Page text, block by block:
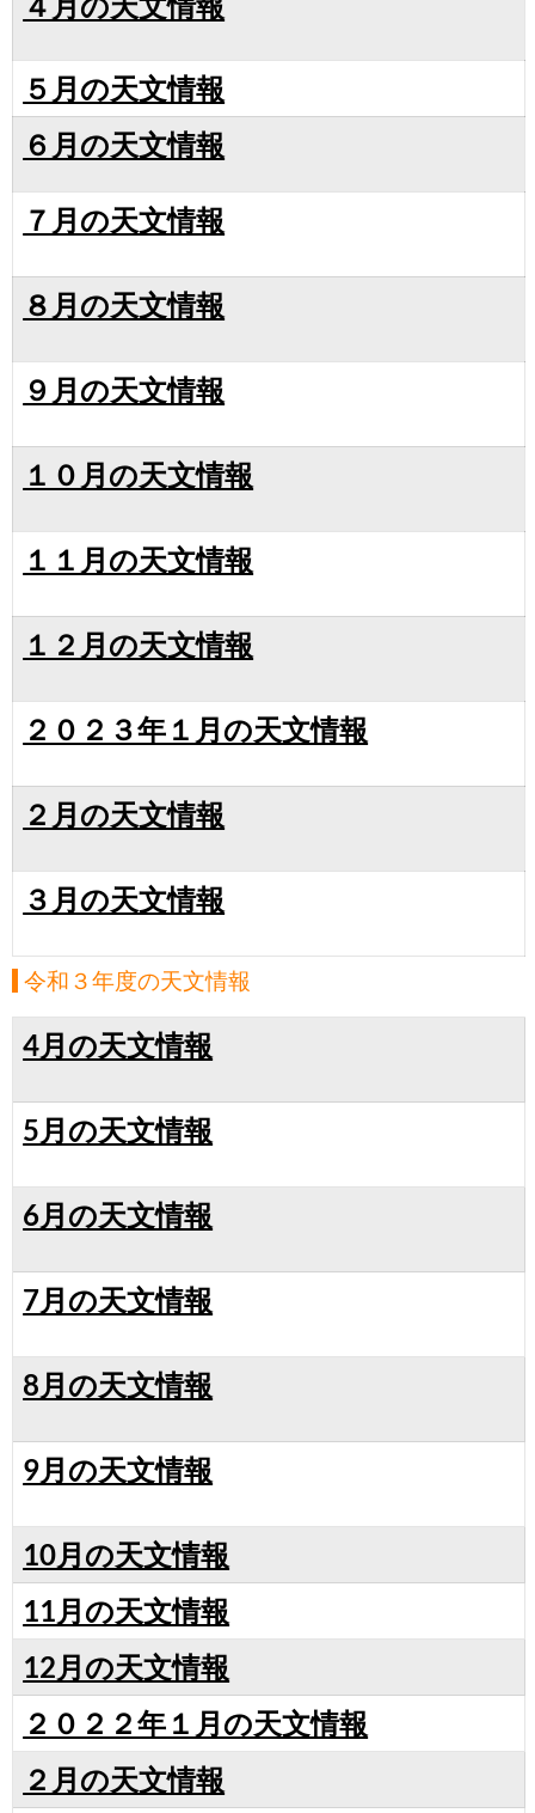
５月の天文情報
６月の天文情報
７月の天文情報
８月の天文情報
９月の天文情報
１０月の天文情報
１１月の天文情報
１２月の天文情報
２０２３年１月の天文情報
２月の天文情報
３月の天文情報
令和３年度の天文情報
4月の天文情報
5月の天文情報
6月の天文情報
7月の天文情報
8月の天文情報
9月の天文情報
10月の天文情報
11月の天文情報
12月の天文情報
２０２２年１月の天文情報
２月の天文情報